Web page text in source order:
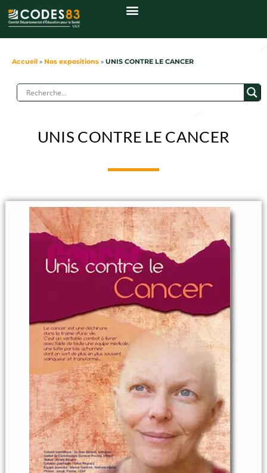
Accueil » Nos expositions » UNIS CONTRE LE CANCER
UNIS CONTRE LE CANCER